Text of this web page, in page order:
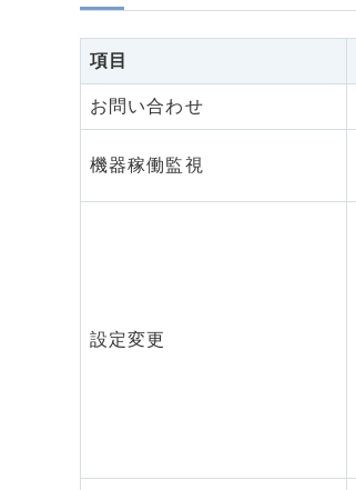
項目
お問い合わせ
機器稼働監視
設定変更